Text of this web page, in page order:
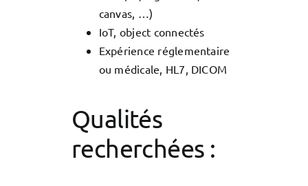
canvas, …)
IoT, object connectés
Expérience réglementaire
ou médicale, HL7, DICOM
Qualités
recherchées :